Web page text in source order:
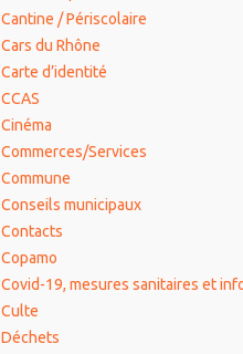
Cantine / Périscolaire
Cars du Rhône
Carte d’identité
CCAS
Cinéma
Commerces/Services
Commune
Conseils municipaux
Contacts
Copamo
Covid-19, mesures sanitaires et
Culte
Déchets